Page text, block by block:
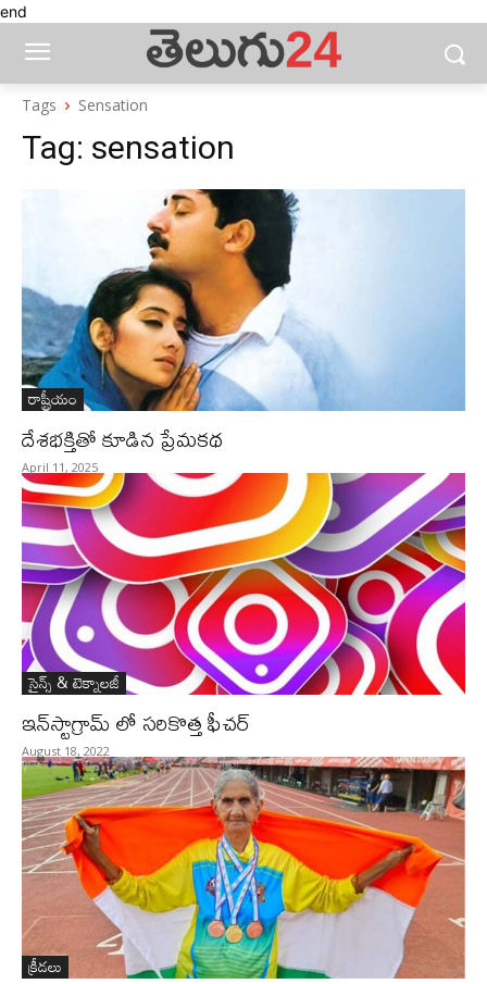
end
Tags Sensation
Tag: sensation
రాష్ట్రీయం
దేశభక్తితో కూడిన ప్రేమకథ
April 11, 2025
సైన్స్‌ & టెక్నాలజీ
ఇన్‌స్టాగ్రామ్‌ లో సరికొత్త ఫీచర్‌
August 18, 2022
క్రీడలు